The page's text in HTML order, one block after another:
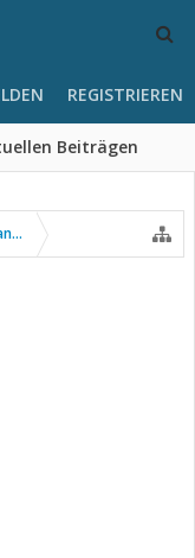
Beiträgen
REGISTRIEREN